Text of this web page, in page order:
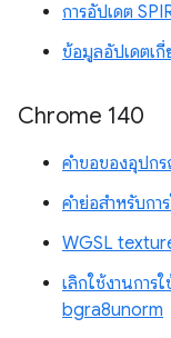
การอัปเดต
ข้อมูลอัปเดตเ
Chrome 140
คำขอของอุปก
คำย่อสำหรับก
WGSL
เลิกใช้งานกา
bgra8unorm